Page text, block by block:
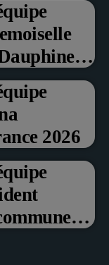
et
aux
2026
2026